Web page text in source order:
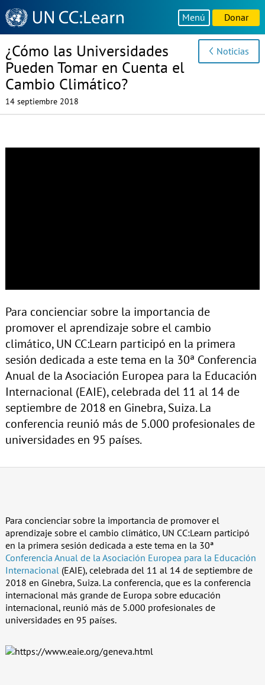
Knowledge
Sharing
Platform
Menú Donar
¿Cómo las Universidades
Pueden Tomar en Cuenta el
Cambio Climático?
14 septiembre 2018
Noticias
Para concienciar sobre la importancia de
promover el aprendizaje sobre el cambio
climático, UN CC:Learn participó en la primera
sesión dedicada a este tema en la 30ª Conferencia
Anual de la Asociación Europea para la Educación
Internacional (EAIE), celebrada del 11 al 14 de
septiembre de 2018 en Ginebra, Suiza. La
conferencia reunió más de 5.000 profesionales de
universidades en 95 países.
Para concienciar sobre la importancia de promover el
aprendizaje sobre el cambio climático, UN CC:Learn participó
en la primera sesión dedicada a este tema en la 30ª
Conferencia Anual de la Asociación Europea para la Educación
Internacional (EAIE), celebrada del 11 al 14 de septiembre de
2018 en Ginebra, Suiza. La conferencia, que es la conferencia
internacional más grande de Europa sobre educación
internacional, reunió más de 5.000 profesionales de
universidades en 95 países.